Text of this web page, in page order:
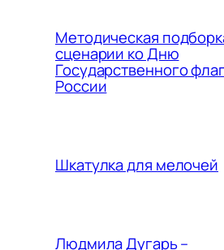
Методическая
сценарии ко Дню
Государственного
России
Шкатулка для мелочей
Людмила Дугарь –